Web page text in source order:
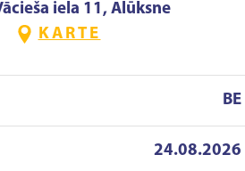
iela 11, Alūksne
KARTE
BE
24.08.2026